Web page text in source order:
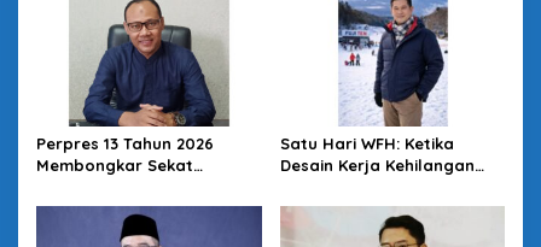
Perpres 13 Tahun 2026
Membongkar Sekat
Reformasi SKN
Satu Hari WFH: Ketika
Desain Kerja Kehilangan